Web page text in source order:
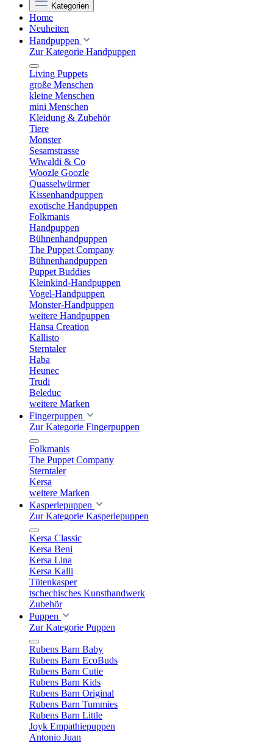
Kategorien
Home
Neuheiten
Handpuppen
Zur Kategorie Handpuppen
Living Puppets
große Menschen
kleine Menschen
mini Menschen
Kleidung & Zubehör
Tiere
Monster
Sesamstrasse
Wiwaldi & Co
Woozle Goozle
Quasselwürmer
Kissenhandpuppen
exotische Handpuppen
Folkmanis
Handpuppen
Bühnenhandpuppen
The Puppet Company
Bühnenhandpuppen
Puppet Buddies
Kleinkind-Handpuppen
Vogel-Handpuppen
Monster-Handpuppen
weitere Handpuppen
Hansa Creation
Kallisto
Sterntaler
Haba
Heunec
Trudi
Beleduc
weitere Marken
Fingerpuppen
Zur Kategorie Fingerpuppen
Folkmanis
The Puppet Company
Sterntaler
Kersa
weitere Marken
Kasperlepuppen
Zur Kategorie Kasperlepuppen
Kersa Classic
Kersa Beni
Kersa Lina
Kersa Kalli
Tütenkasper
tschechisches Kunsthandwerk
Zubehör
Puppen
Zur Kategorie Puppen
Rubens Barn Baby
Rubens Barn EcoBuds
Rubens Barn Cutie
Rubens Barn Kids
Rubens Barn Original
Rubens Barn Tummies
Rubens Barn Little
Joyk Empathiepuppen
Antonio Juan